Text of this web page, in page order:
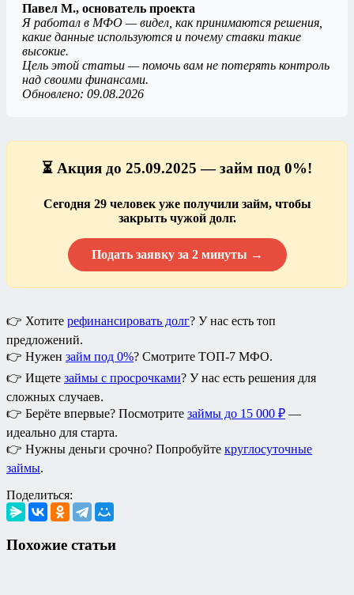
Павел М., основатель проекта
Я работал в МФО — видел, как принимаются решения,
какие данные используются и почему ставки такие
высокие.
Цель этой статьи — помочь вам не потерять контроль
над своими финансами.
Обновлено: 09.08.2026
⏳ Акция до 25.09.2025 — займ под 0%!
Сегодня 29 человек уже получили займ, чтобы
закрыть чужой долг.
Подать заявку за 2 минуты →
👉 Хотите рефинансировать долг? У нас есть топ
предложений.
👉 Нужен займ под 0%? Смотрите ТОП-7 МФО.
👉 Ищете займы с просрочками? У нас есть решения для
сложных случаев.
👉 Берёте впервые? Посмотрите займы до 15 000 ₽ —
идеально для старта.
👉 Нужны деньги срочно? Попробуйте круглосуточные
займы.
Поделиться:
Похожие статьи